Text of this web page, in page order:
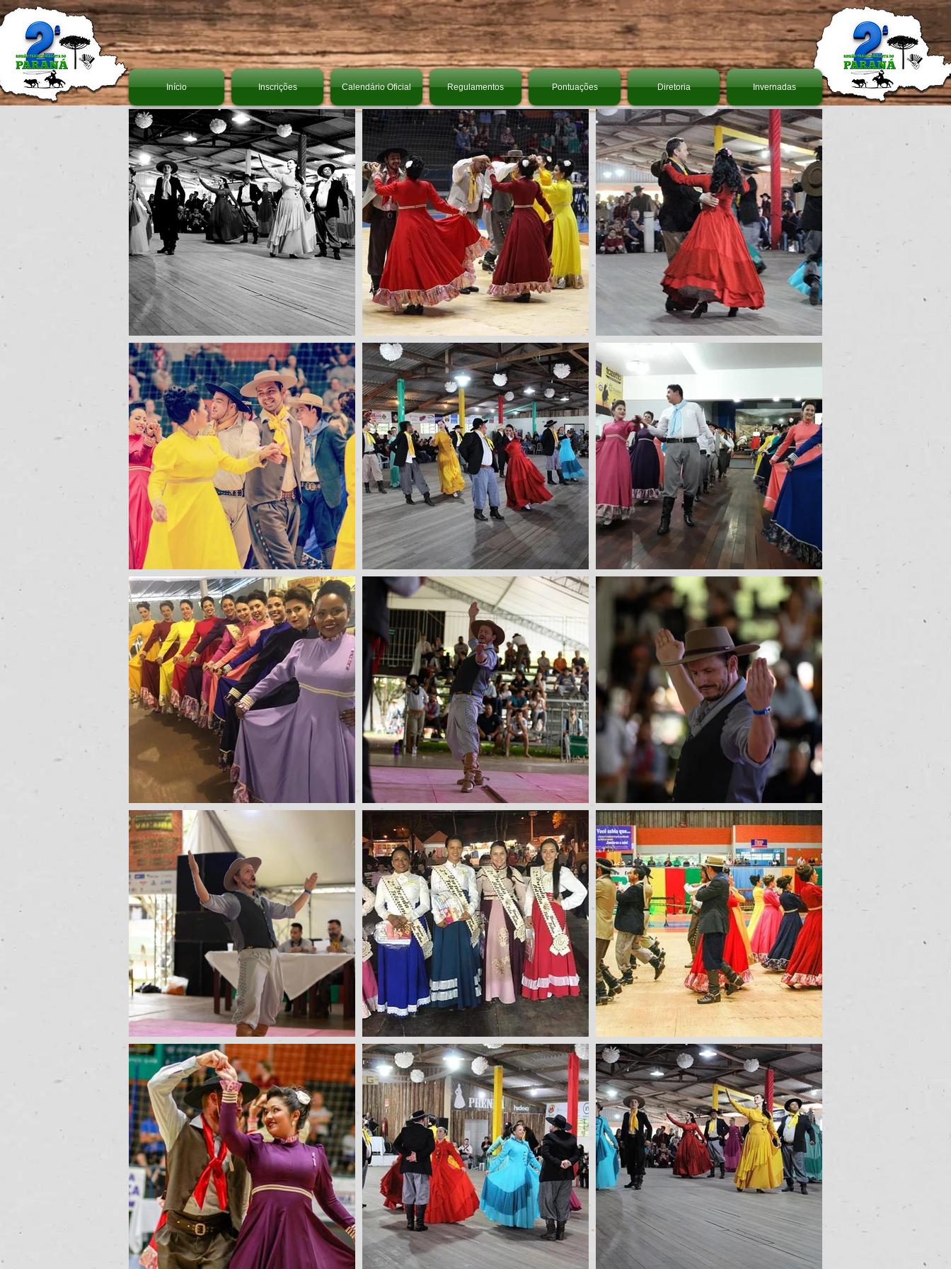
Início Inscrições Calendário Oficial Regulamentos Pontuações Diretoria Invernadas